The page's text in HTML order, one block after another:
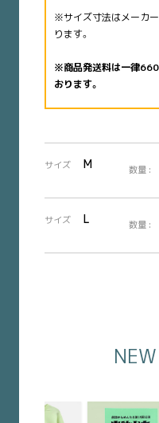
※サイズ寸法はメーカ
ります。
※商品発送料は一律660
おります。
サイズ M 数量 :
サイズ L 数量 :